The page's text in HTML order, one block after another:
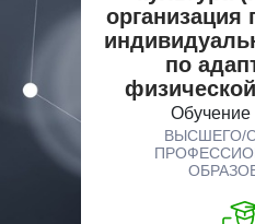
организация
по
Обучение
ВЫСШЕГО/